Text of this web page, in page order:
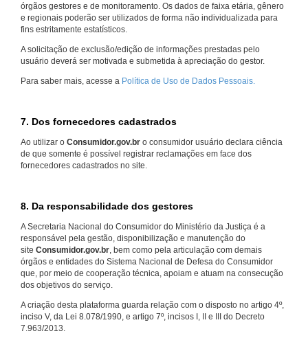
órgãos gestores e de monitoramento. Os dados de faixa etária, gênero
e regionais poderão ser utilizados de forma não individualizada para
fins estritamente estatísticos.
A solicitação de exclusão/edição de informações prestadas pelo
usuário deverá ser motivada e submetida à apreciação do gestor.
Para saber mais, acesse a Política de Uso de Dados Pessoais.
7. Dos fornecedores cadastrados
Ao utilizar o Consumidor.gov.br o consumidor usuário declara ciência
de que somente é possível registrar reclamações em face dos
fornecedores cadastrados no site.
8. Da responsabilidade dos gestores
A Secretaria Nacional do Consumidor do Ministério da Justiça é a
responsável pela gestão, disponibilização e manutenção do
site Consumidor.gov.br, bem como pela articulação com demais
órgãos e entidades do Sistema Nacional de Defesa do Consumidor
que, por meio de cooperação técnica, apoiam e atuam na consecução
dos objetivos do serviço.
A criação desta plataforma guarda relação com o disposto no artigo 4º,
inciso V, da Lei 8.078/1990, e artigo 7º, incisos I, II e III do Decreto
7.963/2013.